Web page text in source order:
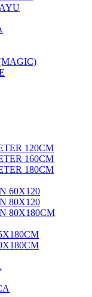
120CM
160CM
180CM
60X120
80X120
80X180CM